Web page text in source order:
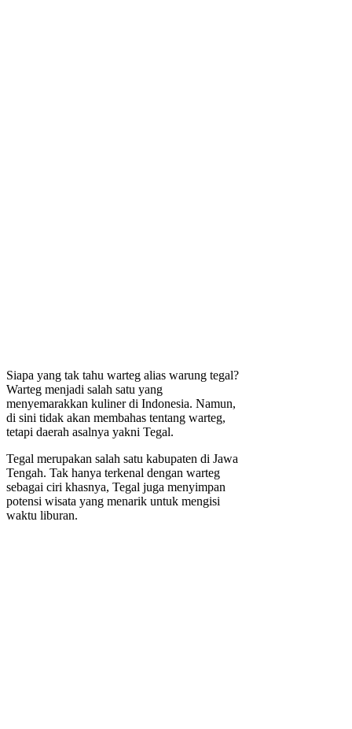
Siapa yang tak tahu warteg alias warung tegal?
Warteg menjadi salah satu yang
menyemarakkan kuliner di Indonesia. Namun,
di sini tidak akan membahas tentang warteg,
tetapi daerah asalnya yakni Tegal.
Tegal merupakan salah satu kabupaten di Jawa
Tengah. Tak hanya terkenal dengan warteg
sebagai ciri khasnya, Tegal juga menyimpan
potensi wisata yang menarik untuk mengisi
waktu liburan.